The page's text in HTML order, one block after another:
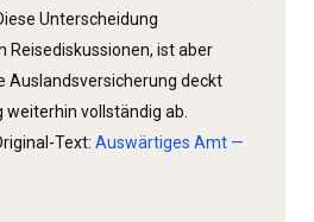
Unterscheidung
Reisediskussionen, ist aber
Auslandsversicherung deckt
weiterhin vollständig ab.
Text: Auswärtiges Amt —